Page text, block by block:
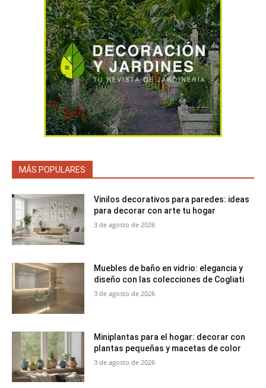
MÁS POPULARES
Vinilos decorativos para paredes: ideas
para decorar con arte tu hogar
3 de agosto de 2026
Muebles de baño en vidrio: elegancia y
diseño con las colecciones de Cogliati
3 de agosto de 2026
Miniplantas para el hogar: decorar con
plantas pequeñas y macetas de color
3 de agosto de 2026